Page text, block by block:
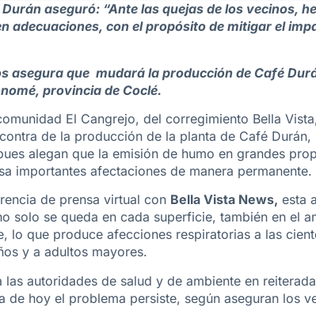
aseguró: “Ante las quejas de los vecinos,
adecuaciones, con el propósito de mitigar el
asegura que mudará la producción de Café
provincia de Coclé.
El Cangrejo, del corregimiento Bella
de la producción de la planta de Café Durán,
alegan que la emisión de humo en grandes
importantes afectaciones de manera permanente.
de prensa virtual con Bella Vista News, esta
solo se queda en cada superficie, también en el
lo que produce afecciones respiratorias a las
y a adultos mayores.
autoridades de salud y de ambiente en
de hoy el problema persiste, según aseguran los